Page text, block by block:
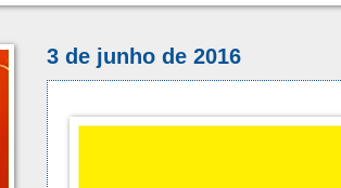
3 de junho de 2016